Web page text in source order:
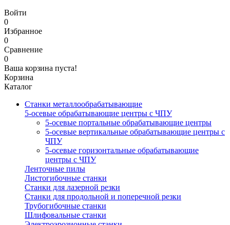
Войти
0
Избранное
0
Сравнение
0
Ваша корзина пуста!
Корзина
Каталог
Станки металлообрабатывающие
5-осевые обрабатывающие центры с ЧПУ
5-осевые портальные обрабатывающие центры
5-осевые вертикальные обрабатывающие центры с
ЧПУ
5-осевые горизонтальные обрабатывающие
центры с ЧПУ
Ленточные пилы
Листогибочные станки
Станки для лазерной резки
Станки для продольной и поперечной резки
Трубогибочные станки
Шлифовальные станки